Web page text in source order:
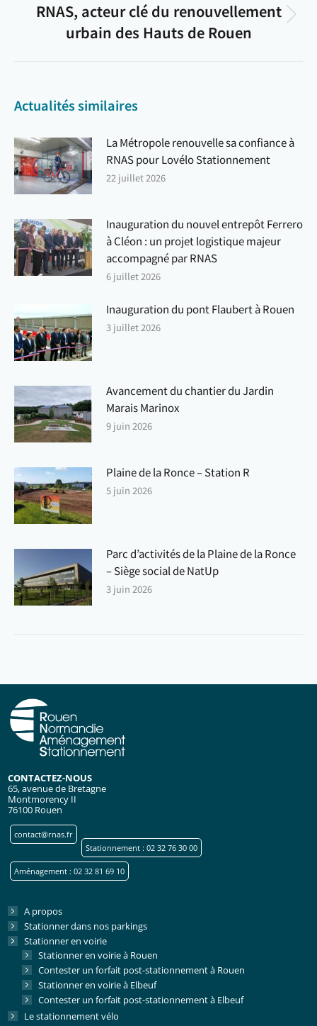
Article
suivant
RNAS, acteur clé du renouvellement
urbain des Hauts de Rouen
Actualités similaires
La Métropole renouvelle sa confiance à
RNAS pour Lovélo Stationnement
22 juillet 2026
Inauguration du nouvel entrepôt Ferrero
à Cléon : un projet logistique majeur
accompagné par RNAS
6 juillet 2026
Inauguration du pont Flaubert à Rouen
3 juillet 2026
Avancement du chantier du Jardin
Marais Marinox
9 juin 2026
Plaine de la Ronce – Station R
5 juin 2026
Parc d’activités de la Plaine de la Ronce
– Siège social de NatUp
3 juin 2026
CONTACTEZ-NOUS
65, avenue de Bretagne
Montmorency II
76100 Rouen
contact@rnas.fr
Stationnement : 02 32 76 30 00
Aménagement : 02 32 81 69 10
A propos
Stationner dans nos parkings
Stationner en voirie
Stationner en voirie à Rouen
Contester un forfait post-stationnement à Rouen
Stationner en voirie à Elbeuf
Contester un forfait post-stationnement à Elbeuf
Le stationnement vélo